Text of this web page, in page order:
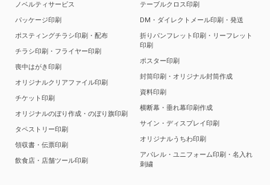
ノベルティサービス
パッケージ印刷
ポスティングチラシ印刷・配布
チラシ印刷・フライヤー印刷
喪中はがき印刷
オリジナルクリアファイル印刷
チケット印刷
オリジナルのぼり作成・のぼり旗印刷
タペストリー印刷
領収書・伝票印刷
飲食店・店舗ツール印刷
テーブルクロス印刷
DM・ダイレクトメール印刷・発送
折りパンフレット印刷・リーフレット
印刷
ポスター印刷
封筒印刷・オリジナル封筒作成
資料印刷
横断幕・垂れ幕印刷作成
サイン・ディスプレイ印刷
オリジナルうちわ印刷
アパレル・ユニフォーム印刷・名入れ
刺繍